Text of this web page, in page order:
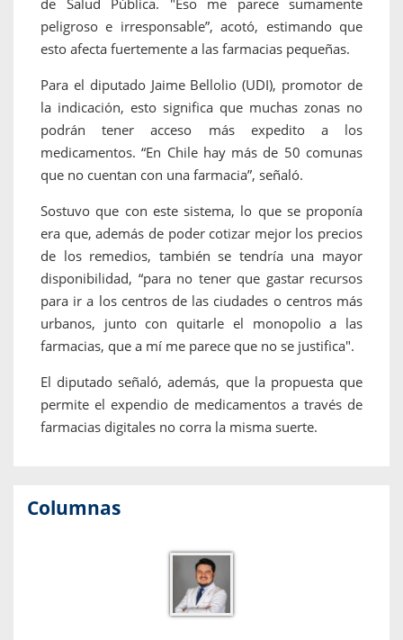
de Salud Pública. "Eso me parece sumamente
peligroso e irresponsable”, acotó, estimando que
esto afecta fuertemente a las farmacias pequeñas.
Para el diputado Jaime Bellolio (UDI), promotor de
la indicación, esto significa que muchas zonas no
podrán tener acceso más expedito a los
medicamentos. “En Chile hay más de 50 comunas
que no cuentan con una farmacia”, señaló.
Sostuvo que con este sistema, lo que se proponía
era que, además de poder cotizar mejor los precios
de los remedios, también se tendría una mayor
disponibilidad, “para no tener que gastar recursos
para ir a los centros de las ciudades o centros más
urbanos, junto con quitarle el monopolio a las
farmacias, que a mí me parece que no se justifica".
El diputado señaló, además, que la propuesta que
permite el expendio de medicamentos a través de
farmacias digitales no corra la misma suerte.
Columnas